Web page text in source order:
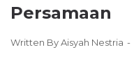
Persamaan
Written ByAisyah Nestria